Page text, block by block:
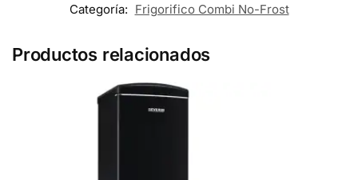
Categoría: Frigorifico Combi No-Frost
Productos relacionados